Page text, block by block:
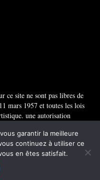
ce site ne sont pas libres de
mars 1957 et toutes les lois
une autorisation
garantir la meilleure
continuez à utiliser ce
en êtes satisfait.